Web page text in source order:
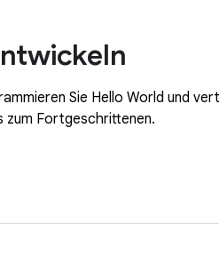
Sie Hello World und
zum Fortgeschrittenen.